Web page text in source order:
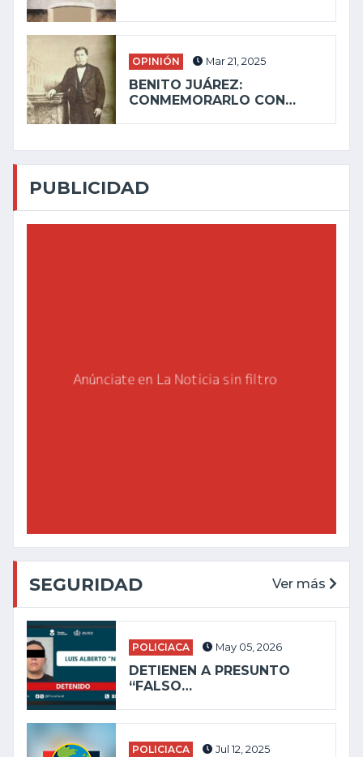
OPINIÓN Mar 21, 2025
BENITO JUÁREZ:
CONMEMORARLO CON…
PUBLICIDAD
SEGURIDAD Ver más
POLICIACA May 05, 2026
DETIENEN A PRESUNTO
“FALSO…
POLICIACA Jul 12, 2025